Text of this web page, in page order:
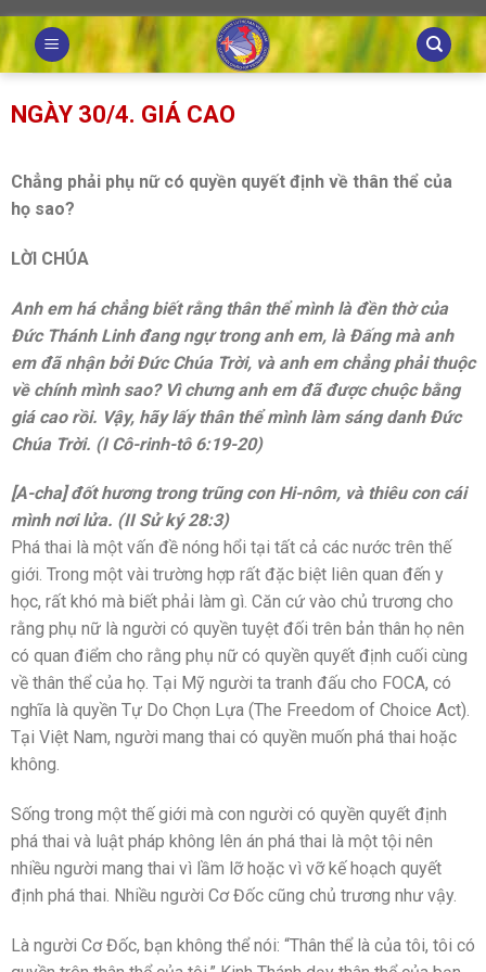
Skip
to
content
NGÀY 30/4. GIÁ CAO
Chẳng phải phụ nữ có quyền quyết định về thân thể của
họ sao?
LỜI CHÚA
Anh em há chẳng biết rằng thân thể mình là đền thờ của
Đức Thánh Linh đang ngự trong anh em, là Đấng mà anh
em đã nhận bởi Đức Chúa Trời, và anh em chẳng phải thuộc
về chính mình sao? Vì chưng anh em đã được chuộc bằng
giá cao rồi. Vậy, hãy lấy thân thể mình làm sáng danh Đức
Chúa Trời. (I Cô-rinh-tô 6:19-20)
[A-cha] đốt hương trong trũng con Hi-nôm, và thiêu con cái
mình nơi lửa. (II Sử ký 28:3)
Phá thai là một vấn đề nóng hổi tại tất cả các nước trên thế
giới. Trong một vài trường hợp rất đặc biệt liên quan đến y
học, rất khó mà biết phải làm gì. Căn cứ vào chủ trương cho
rằng phụ nữ là người có quyền tuyệt đối trên bản thân họ nên
có quan điểm cho rằng phụ nữ có quyền quyết định cuối cùng
về thân thể của họ. Tại Mỹ người ta tranh đấu cho FOCA, có
nghĩa là quyền Tự Do Chọn Lựa (The Freedom of Choice Act).
Tại Việt Nam, người mang thai có quyền muốn phá thai hoặc
không.
Sống trong một thế giới mà con người có quyền quyết định
phá thai và luật pháp không lên án phá thai là một tội nên
nhiều người mang thai vì lầm lỡ hoặc vì vỡ kế hoạch quyết
định phá thai. Nhiều người Cơ Đốc cũng chủ trương như vậy.
Là người Cơ Đốc, bạn không thể nói: “Thân thể là của tôi, tôi có